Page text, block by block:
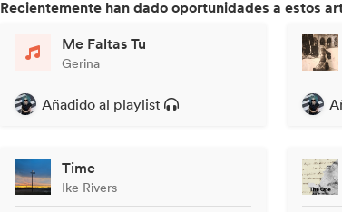
Recientemente han dado oportunidades a estos
Me Faltas Tu
Gerina
Añadido al playlist
Time
Ike Rivers